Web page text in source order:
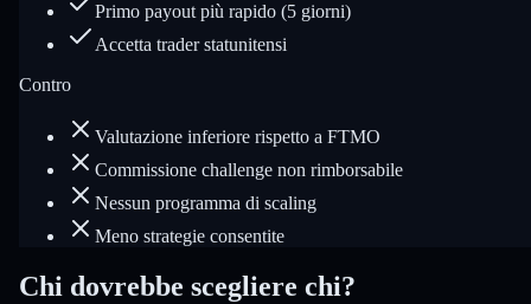
Primo payout più rapido (5 giorni)
Accetta trader statunitensi
Contro
Valutazione inferiore rispetto a FTMO
Commissione challenge non rimborsabile
Nessun programma di scaling
Meno strategie consentite
Chi dovrebbe scegliere chi?